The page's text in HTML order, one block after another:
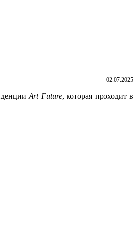
02.07.2025
Art Future, которая проходит в